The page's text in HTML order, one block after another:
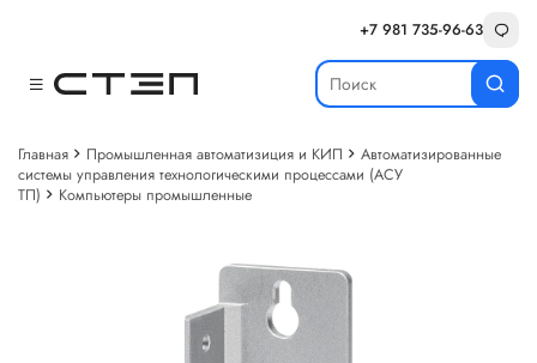
+7 981 735-96-63
Главная Промышленная автоматизиция и КИП
Автоматизированные
системы управления технологическими процессами (АСУ
ТП)
Компьютеры промышленные